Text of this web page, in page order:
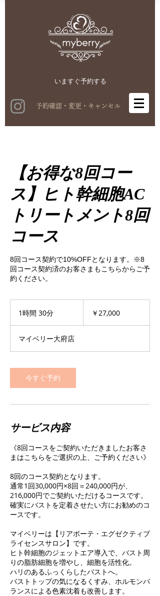
いますぐ​予約する
予約確認・変更・キャンセル
【お得な8回コー
ス】ヒト幹細胞AC
トリートメント8回
コース
8回コース契約で10%OFFとなります。※8
回コース契約済のお客さまもこちらからご予
約ください。
1時間 30分
0
分
￥27,000
マイベリー大府店
今すぐ予約
サービス内容
《8回コースをご契約いただきましたお客さ
まはこちらをご選択の上、ご予約ください》
8回のコース契約となります。
通常1回30,000円×8回＝240,000円が、
216,000円でご契約いただけるコースです。
確実にバストを定着させたい方にお勧めのコ
ースです。
マイベリーは【リアボーテ・エグゼクティブ
ライセンスサロン】です。
ヒト幹細胞のジェットエア導入で、バスト周
りの脂肪細胞を増やし、細胞を活性化。
ハリのあるふっくらしたバストへ。
バストトップの気になるくすみ、ホルモンバ
ランスによる色素沈着も改善します。